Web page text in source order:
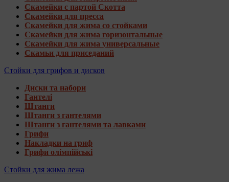
Скамейки с партой Скотта
Скамейки для пресса
Скамейки для жима со стойками
Скамейки для жима горизонтальные
Скамейки для жима универсальные
Скамьи для приседаний
Стойки для грифов и дисков
Диски та набори
Гантелі
Штанги
Штанги з гантелями
Штанги з гантелями та лавками
Грифи
Накладки на гриф
Грифи олімпійські
Стойки для жима лежа